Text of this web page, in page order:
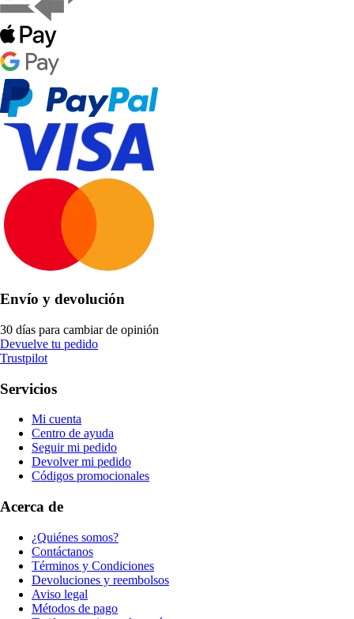
Envío y devolución
30 días para cambiar de opinión
Devuelve tu pedido
Trustpilot
Servicios
Mi cuenta
Centro de ayuda
Seguir mi pedido
Devolver mi pedido
Códigos promocionales
Acerca de
¿Quiénes somos?
Contáctanos
Términos y Condiciones
Devoluciones y reembolsos
Aviso legal
Métodos de pago